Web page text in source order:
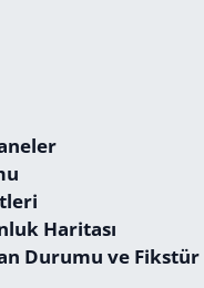
Haritası
Durumu ve Fikstür